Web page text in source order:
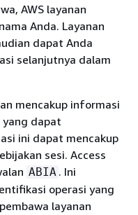
AWS layanan
Anda. Layanan
dapat Anda
selanjutnya dalam
mencakup informasi
dapat
ini dapat mencakup
sesi. Access
ABIA . Ini
operasi yang
layanan